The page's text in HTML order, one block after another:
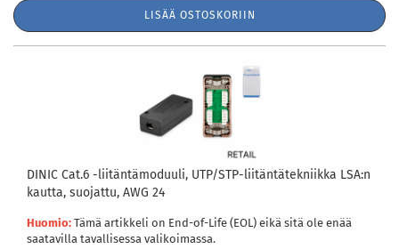
LISÄÄ OSTOSKORIIN
DINIC Cat.6 -liitäntämoduuli, UTP/STP-liitäntätekniikka LSA:n
kautta, suojattu, AWG 24
Huomio: Tämä artikkeli on End-of-Life (EOL) eikä sitä ole enää
saatavilla tavallisessa valikoimassa.